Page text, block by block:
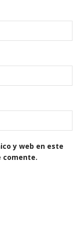
y web en este
comente.